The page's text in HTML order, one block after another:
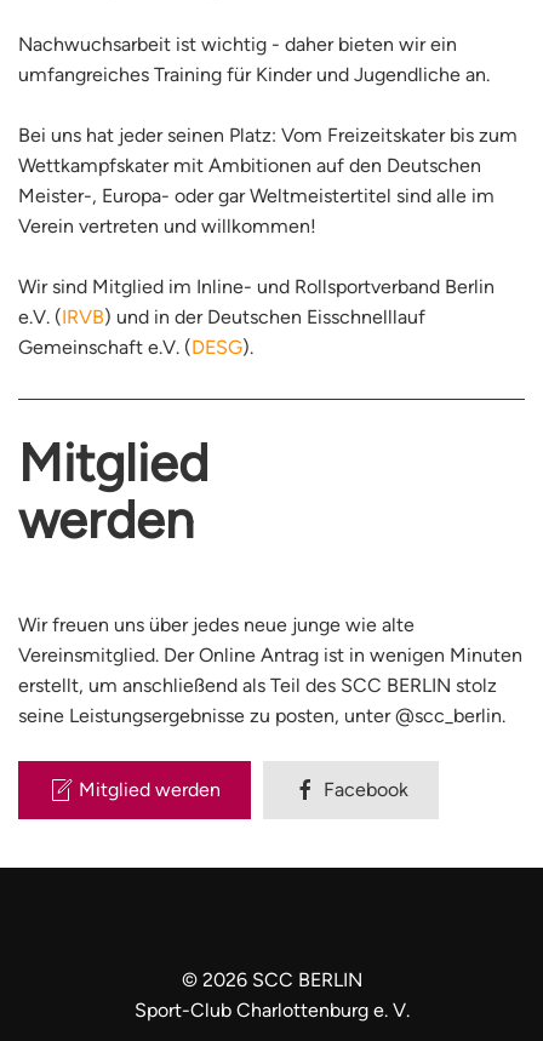
Nachwuchsarbeit ist wichtig - daher bieten wir ein
umfangreiches Training für Kinder und Jugendliche an.
Bei uns hat jeder seinen Platz: Vom Freizeitskater bis zum
Wettkampfskater mit Ambitionen auf den Deutschen
Meister-, Europa- oder gar Weltmeistertitel sind alle im
Verein vertreten und willkommen!
Wir sind Mitglied im Inline- und Rollsportverband Berlin
e.V. (IRVB) und in der Deutschen Eisschnelllauf
Gemeinschaft e.V. (DESG).
Mitglied
werden
Wir freuen uns über jedes neue junge wie alte
Vereinsmitglied. Der Online Antrag ist in wenigen Minuten
erstellt, um anschließend als Teil des SCC BERLIN stolz
seine Leistungsergebnisse zu posten, unter @scc_berlin.
Mitglied werden Facebook
© 2026SCC BERLIN
Sport-Club Charlottenburg e. V.